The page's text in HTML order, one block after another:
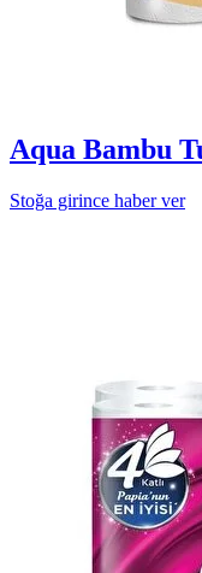
Aqua Bambu
Stoğa girince haber ver